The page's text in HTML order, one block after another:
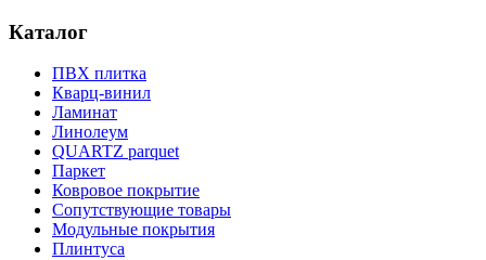
Каталог
ПВХ плитка
Кварц-винил
Ламинат
Линолеум
QUARTZ parquet
Паркет
Ковровое покрытие
Сопутствующие товары
Модульные покрытия
Плинтуса